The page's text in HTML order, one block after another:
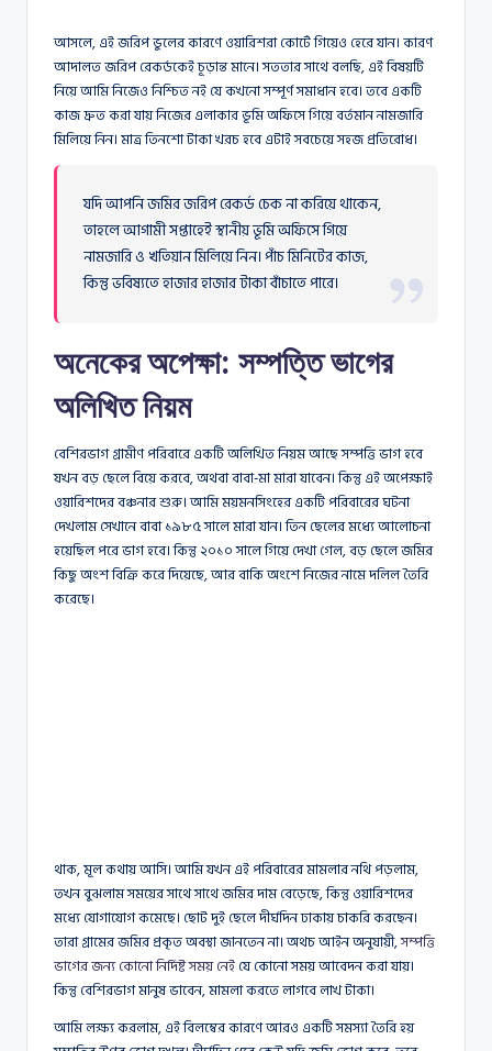
আসলে, এই জরিপ ভুলের কারণে ওয়ারিশরা কোর্টে গিয়েও হেরে যান। কারণ
আদালত জরিপ রেকর্ডকেই চূড়ান্ত মানে। সততার সাথে বলছি, এই বিষয়টি
নিয়ে আমি নিজেও নিশ্চিত নই যে কখনো সম্পূর্ণ সমাধান হবে। তবে একটি
কাজ দ্রুত করা যায় নিজের এলাকার ভূমি অফিসে গিয়ে বর্তমান নামজারি
মিলিয়ে নিন। মাত্র তিনশো টাকা খরচ হবে এটাই সবচেয়ে সহজ প্রতিরোধ।
যদি আপনি জমির জরিপ রেকর্ড চেক না করিয়ে থাকেন,
তাহলে আগামী সপ্তাহেই স্থানীয় ভূমি অফিসে গিয়ে
নামজারি ও খতিয়ান মিলিয়ে নিন। পাঁচ মিনিটের কাজ,
কিন্তু ভবিষ্যতে হাজার হাজার টাকা বাঁচাতে পারে।
অনেকের অপেক্ষা: সম্পত্তি ভাগের
অলিখিত নিয়ম
বেশিরভাগ গ্রামীণ পরিবারে একটি অলিখিত নিয়ম আছে সম্পত্তি ভাগ হবে
যখন বড় ছেলে বিয়ে করবে, অথবা বাবা-মা মারা যাবেন। কিন্তু এই অপেক্ষাই
ওয়ারিশদের বঞ্চনার শুরু। আমি ময়মনসিংহের একটি পরিবারের ঘটনা
দেখলাম সেখানে বাবা ১৯৮৫ সালে মারা যান। তিন ছেলের মধ্যে আলোচনা
হয়েছিল পরে ভাগ হবে। কিন্তু ২০১০ সালে গিয়ে দেখা গেল, বড় ছেলে জমির
কিছু অংশ বিক্রি করে দিয়েছে, আর বাকি অংশে নিজের নামে দলিল তৈরি
করেছে।
থাক, মূল কথায় আসি। আমি যখন এই পরিবারের মামলার নথি পড়লাম,
তখন বুঝলাম সময়ের সাথে সাথে জমির দাম বেড়েছে, কিন্তু ওয়ারিশদের
মধ্যে যোগাযোগ কমেছে। ছোট দুই ছেলে দীর্ঘদিন ঢাকায় চাকরি করছেন।
তারা গ্রামের জমির প্রকৃত অবস্থা জানতেন না। অথচ আইন অনুযায়ী,সম্পত্তি
ভাগের জন্য কোনো নির্দিষ্ট সময় নেই যে কোনো সময় আবেদন করা যায়।
কিন্তু বেশিরভাগ মানুষ ভাবেন, মামলা করতে লাগবে লাখ টাকা।
আমি লক্ষ্য করলাম, এই বিলম্বের কারণে আরও একটি সমস্যা তৈরি হয়